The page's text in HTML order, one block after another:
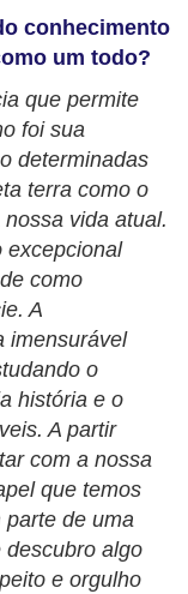
conhecimento
um todo?
que permite
foi sua
determinadas
terra como o
vida atual.
excepcional
como
A
imensurável
o
história e o
A partir
com a nossa
que temos
parte de uma
descubro algo
e orgulho